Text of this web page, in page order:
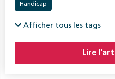
Handicap
Afficher tous les tags
Lire